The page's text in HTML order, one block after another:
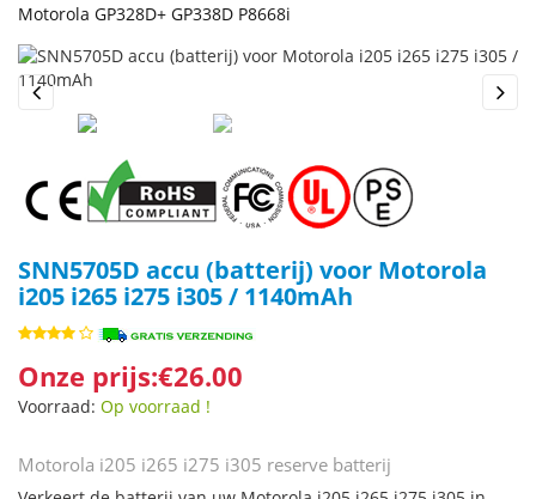
Motorola GP328D+ GP338D P8668i
Previous
SNN5705D accu (batterij) voor Motorola
i205 i265 i275 i305 / 1140mAh
Onze prijs:€26.00
Voorraad: Op voorraad !
Motorola i205 i265 i275 i305 reserve batterij